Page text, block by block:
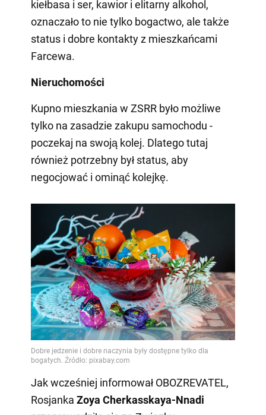
kiełbasa i ser, kawior i elitarny alkohol,
oznaczało to nie tylko bogactwo, ale także
status i dobre kontakty z mieszkańcami
Farcewa.
Nieruchomości
Kupno mieszkania w ZSRR było możliwe
tylko na zasadzie zakupu samochodu -
poczekaj na swoją kolej. Dlatego tutaj
również potrzebny był status, aby
negocjować i ominąć kolejkę.
Jak wcześniej informował OBOZREVATEL,
Rosjanka Zoya Cherkasskaya-Nnadi